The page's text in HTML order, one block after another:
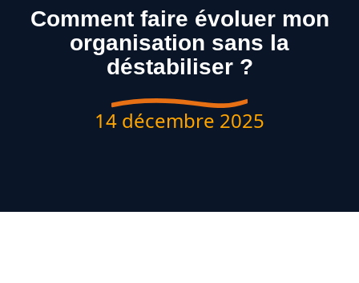
Comment faire évoluer mon
organisation sans la
déstabiliser ?
14 décembre 2025